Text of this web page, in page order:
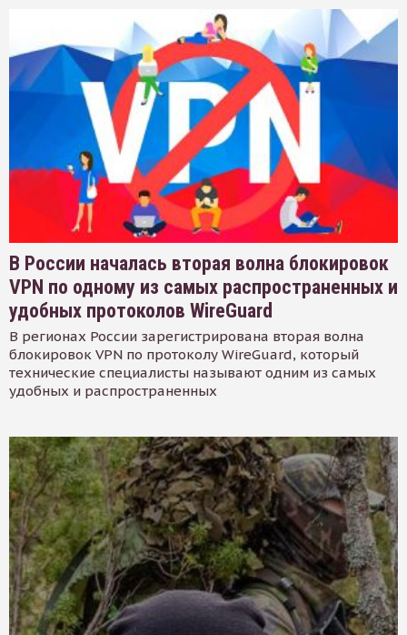
В России началась вторая волна блокировок
VPN по одному из самых распространенных и
удобных протоколов WireGuard
В регионах России зарегистрирована вторая волна
блокировок VPN по протоколу WireGuard, который
технические специалисты называют одним из самых
удобных и распространенных